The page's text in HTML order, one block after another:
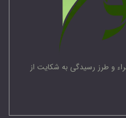
و طرز رسیدگی به شکایت از